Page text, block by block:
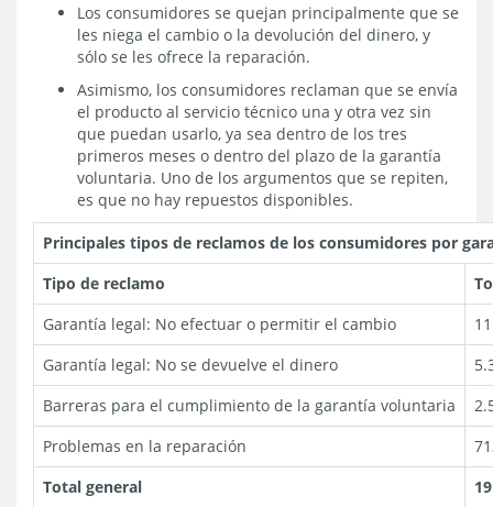
Los consumidores se quejan principalmente que se
les niega el cambio o la devolución del dinero, y
sólo se les ofrece la reparación.
Asimismo, los consumidores reclaman que se envía
el producto al servicio técnico una y otra vez sin
que puedan usarlo, ya sea dentro de los tres
primeros meses o dentro del plazo de la garantía
voluntaria. Uno de los argumentos que se repiten,
es que no hay repuestos disponibles.
Principales tipos de reclamos de los consumidores por
Tipo de reclamo
Garantía legal: No efectuar o permitir el cambio
Garantía legal: No se devuelve el dinero
Barreras para el cumplimiento de la garantía voluntaria
Problemas en la reparación
Total general